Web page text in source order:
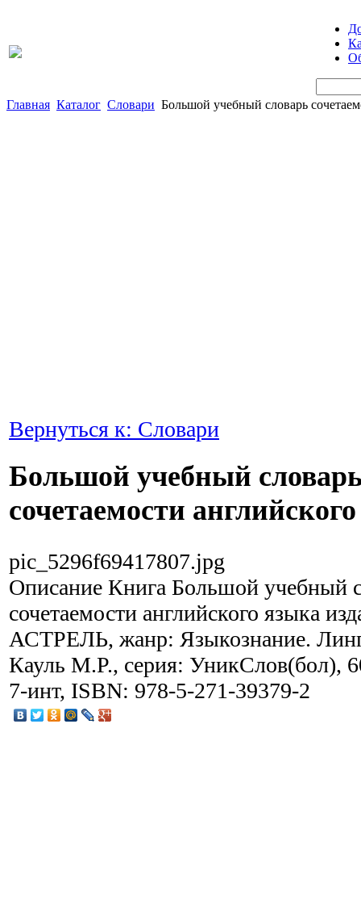
Главная Каталог Словари Большой учебный словарь
Вернуться к: Словари
Большой учебный
сочетаемости
pic_5296f69417807.jpg
Описание Книга Большой учебный
сочетаемости английского языка
АСТРЕЛЬ, жанр: Языкознание.
Кауль М.Р., серия: УникСлов(бол),
7-инт, ISBN: 978-5-271-39379-2